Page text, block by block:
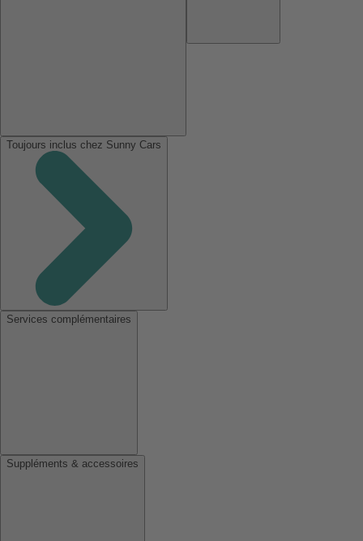
Toujours inclus chez Sunny Cars
Services complémentaires
Suppléments & accessoires